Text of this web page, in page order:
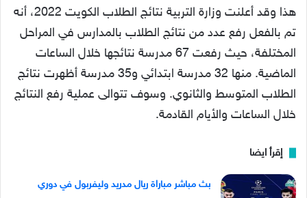
هذا وقد أعلنت وزارة التربية نتائج الطلاب الكويت 2022، أنه
تم بالفعل رفع عدد من نتائج الطلاب بالمدارس في المراحل
المختلفة، حيث رفعت 67 مدرسة نتائجها خلال الساعات
الماضية. منها 32 مدرسة ابتدائي و35 مدرسة أظهرت نتائج
الطلاب المتوسط والثانوي. وسوف تتوالى عملية رفع النتائج
خلال الساعات والأيام القادمة.
إقرأ ايضا
بث مباشر مباراة ريال مدريد وليفربول في دوري